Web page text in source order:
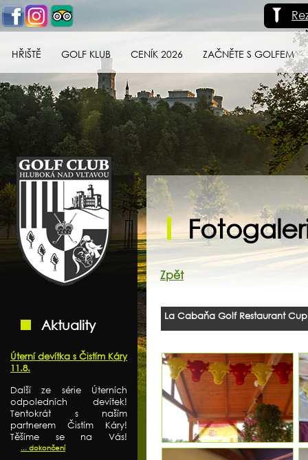
HŘIŠTĚ GOLF KLUB CENÍK 2026 ZAČNĚTE S GOLFEM
Golf klub Hluboká
nad Vltavou
Aktuality
Úterní devítka s Čistím Káry
11.8.
Další ze série Úterních
odpoledních devítek!
Tentokrát s naším
partnerem Čistím Káry!
Těšíme se na Vás!
... dokončení
Zpět
La Cabaňa Golf Restaurant Cup